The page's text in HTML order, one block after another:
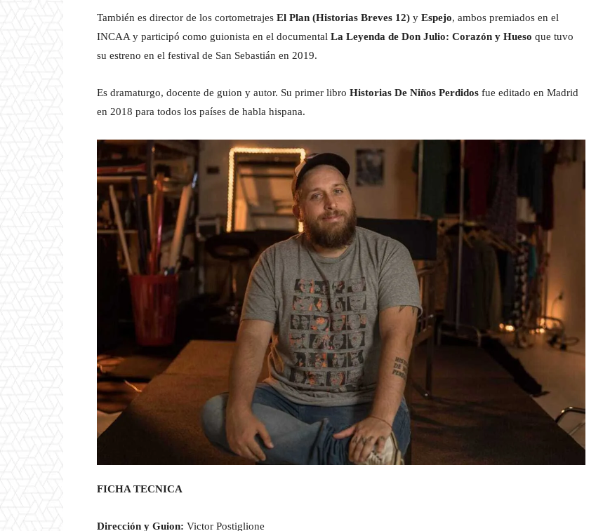
También es director de los cortometrajes El Plan (Historias Breves 12) y Espejo, ambos premiados en el
INCAA y participó como guionista en el documental La Leyenda de Don Julio: Corazón y Hueso que tuvo
su estreno en el festival de San Sebastián en 2019.
Es dramaturgo, docente de guion y autor. Su primer libro Historias De Niños Perdidos fue editado en Madrid
en 2018 para todos los países de habla hispana.
FICHA TECNICA
Dirección y Guion: Victor Postiglione